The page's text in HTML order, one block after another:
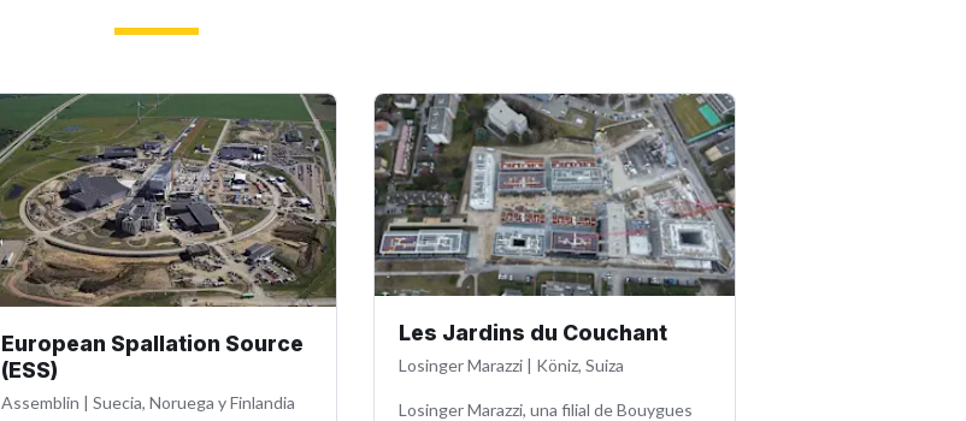
European Spallation Source
(ESS)
Assemblin | Suecia, Noruega y Finlandia
Les Jardins du Couchant
Losinger Marazzi | Köniz, Suiza
Losinger Marazzi, una filial de Bouygues